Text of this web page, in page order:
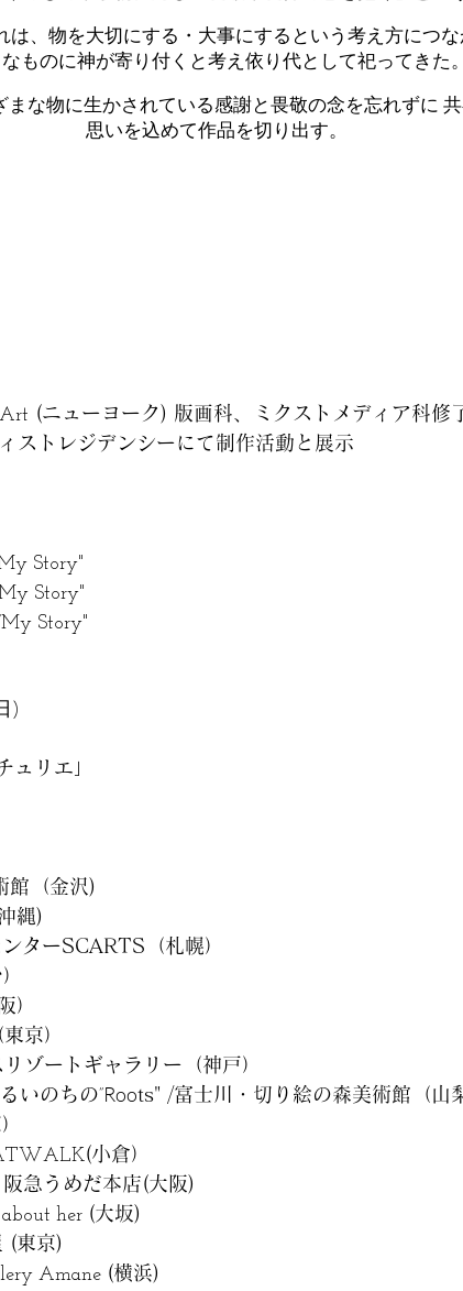
は、物を大切にする・大事にするという考え方につ
ものに神が寄り付くと考え依り代として祀ってきた
な物に生かされている感謝と畏敬の念を忘れずに
思いを込めて作品を切り出す。
(ニューヨーク) 版画科、ミクストメディア科修
ストレジデンシーにて制作活動と展示
Story"
Story"
Story"
)
ュリエ」
館 （金沢)
縄)
ターSCARTS（札幌）
）
京）
ゾートギャラリー（神戸）
いのちの”Roots" /富士川・切り絵の森美術館（山
(小倉）
阪急うめだ本店(大阪)
her (大坂)
(東京)
Amane (横浜)